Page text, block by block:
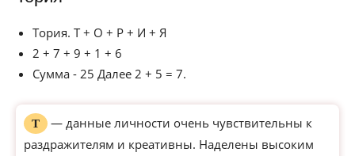
Тория. Т + О + Р + И + Я
2 + 7 + 9 + 1 + 6
Сумма - 25 Далее 2 + 5 = 7.
Т
— данные личности очень чувствительны к
раздражителям и креативны. Наделены высоким